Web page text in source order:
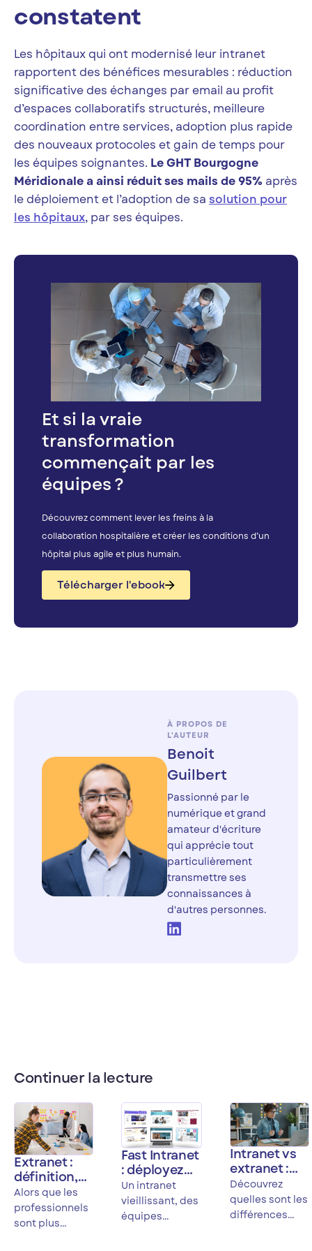
constatent
Les hôpitaux qui ont modernisé leur intranet
rapportent des bénéfices mesurables : réduction
significative des échanges par email au profit
d’espaces collaboratifs structurés, meilleure
coordination entre services, adoption plus rapide
des nouveaux protocoles et gain de temps pour
les équipes soignantes. Le GHT Bourgogne
Méridionale a ainsi réduit ses mails de 95% après
le déploiement et l’adoption de sa solution pour
les hôpitaux, par ses équipes.
Et si la vraie
transformation
commençait par les
équipes ?
Découvrez comment lever les freins à la
collaboration hospitalière et créer les conditions d’un
hôpital plus agile et plus humain.
Télécharger l'ebook
À PROPOS DE
L'AUTEUR
Benoit
Guilbert
Passionné par le
numérique et grand
amateur d'écriture
qui apprécie tout
particulièrement
transmettre ses
connaissances à
d'autres personnes.
Continuer la lecture
Extranet :
définition,
enjeux et
mise en
place
Alors que les
professionnels
sont plus
Fast Intranet
: déployez
votre
intranet no
code en
Un intranet
vieillissant, des
équipes
Intranet vs
extranet :
quelles
différences
et comment
Découvrez
quelles sont les
différences